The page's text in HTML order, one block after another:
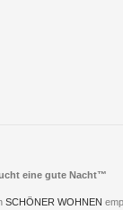
eine gute Nacht™
SCHÖNER WOHNEN